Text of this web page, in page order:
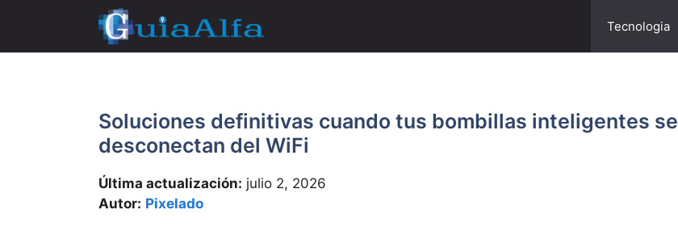
contenido
Tecnologia
Soluciones definitivas cuando tus bombillas inteligentes se
desconectan del WiFi
Última actualización: julio 2, 2026
Autor: Pixelado